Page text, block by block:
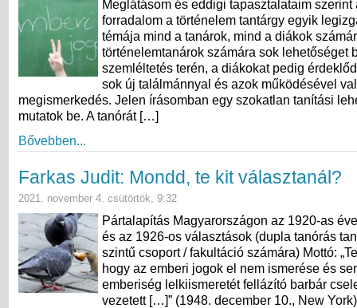
Meglátásom és eddigi tapasztalataim szerint
forradalom a történelem tantárgy egyik
témája mind a tanárok, mind a diákok
történelemtanárok számára sok lehetőséget
szemléltetés terén, a diákokat pedig
sok új találmánnyal és azok működésével
megismerkedés. Jelen írásomban egy szokatlan tanítási
mutatok be. A tanórát […]
Bővebben...
Farkas Judit: Mondd, te kit választanál?
2021. november 4. csütörtök, 9:32
Pártalapítás Magyarországon az 1920-as
és az 1926-os választások (dupla tanórás
szintű csoport / fakultáció számára) Mottó:
hogy az emberi jogok el nem ismerése és
emberiség lelkiismeretét fellázító barbár
vezetett […]” (1948. december 10., New